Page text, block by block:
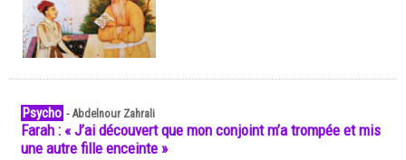
Psycho -Abdelnour Zahrali
Farah : « J’ai découvert que mon conjoint m’a trompée et mis
une autre fille enceinte »